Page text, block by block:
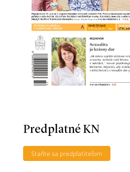
Predplatné KN
Staňte sa predplatiteľom